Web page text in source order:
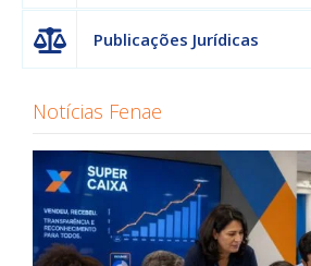
Publicações Jurídicas
Notícias Fenae